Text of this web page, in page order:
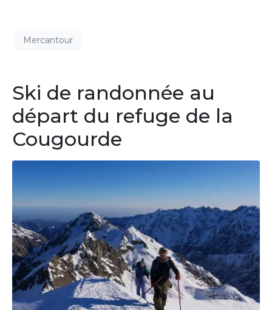
Mercantour
Ski de randonnée au
départ du refuge de la
Cougourde